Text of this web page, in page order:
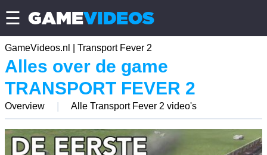
☰ GAMEVIDEOS
GameVideos.nl Transport Fever 2
Alles over de game
TRANSPORT FEVER 2
Overview Alle Transport Fever 2 video's